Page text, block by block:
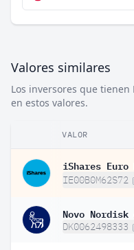
Valores similares
Los inversores que
en estos valores.
VALOR
iShares Euro
IE00B0M62S72
Novo Nordisk
DK0062498333